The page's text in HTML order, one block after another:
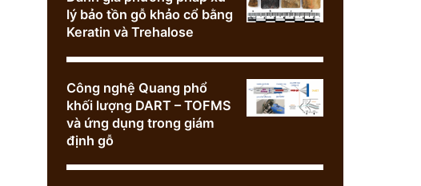
lý bảo tồn gỗ khảo cổ bằng
Keratin và Trehalose
Công nghệ Quang phổ
khối lượng DART – TOFMS
và ứng dụng trong giám
định gỗ